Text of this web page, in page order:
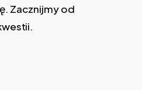
Zacznijmy od